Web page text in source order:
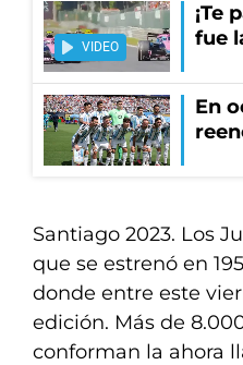
VIDEO
¡Te
fue
En
Santiago 2023. Los
que se estrenó en
donde entre este
edición. Más de
conforman la ahora